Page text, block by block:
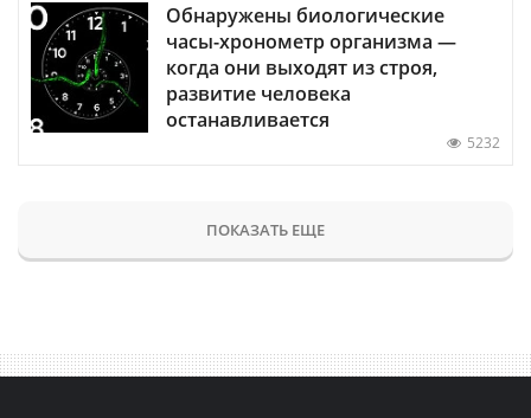
Обнаружены биологические
часы-хронометр организма —
когда они выходят из строя,
развитие человека
останавливается
5232
ПОКАЗАТЬ ЕЩЕ